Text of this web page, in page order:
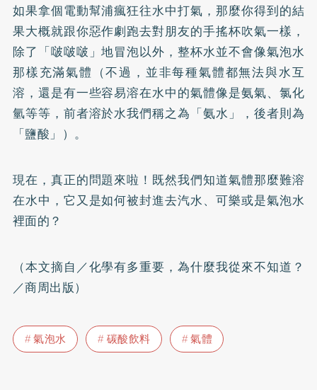
如果拿個電動幫浦瘋狂往水中打氣，那麼你得到的結
果大概就跟你惡作劇跑去對朋友的手搖杯吹氣一樣，
除了「啵啵啵」地冒泡以外，整杯水並不會像氣泡水
那樣充滿氣體（不過，並非每種氣體都無法與水互
溶，還是有一些容易溶在水中的氣體像是氨氣、氯化
氫等等，前者溶於水我們稱之為「氨水」，後者則為
「鹽酸」）。
現在，真正的問題來啦！既然我們知道氣體那麼難溶
在水中，它又是如何被封進去汽水、可樂或是氣泡水
裡面的？
（本文摘自／化學有多重要，為什麼我從來不知道？
／商周出版）
氣泡水 碳酸飲料 氣體